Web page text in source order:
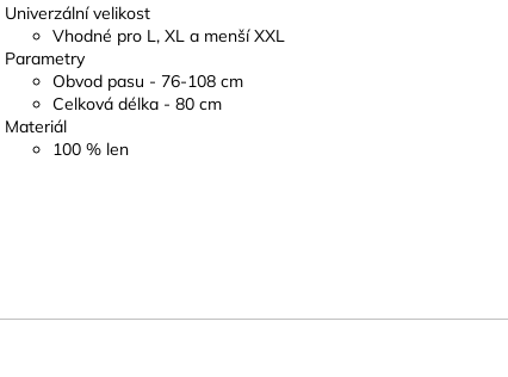
Univerzální velikost
Vhodné pro L, XL a menší XXL
Parametry
Obvod pasu - 76-108 cm
Celková délka - 80 cm
Materiál
100 % len